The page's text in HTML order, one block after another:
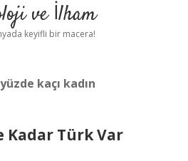
Uyarı
ve İlham
keyifli bir macera!
kaçı kadın
Kadar Türk Var